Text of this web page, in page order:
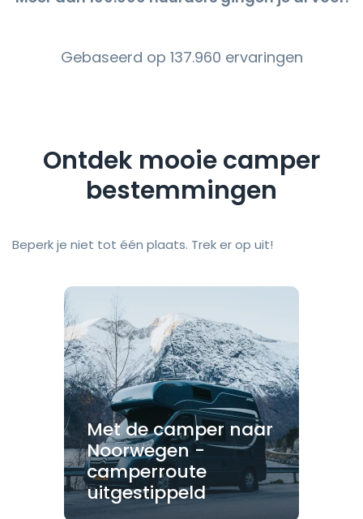
Gebaseerd op 137.960 ervaringen
Ontdek mooie camper
bestemmingen
Beperk je niet tot één plaats. Trek er op uit!
Met de camper naar
Noorwegen -
camperroute
uitgestippeld